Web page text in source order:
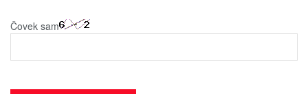
Čovek sam